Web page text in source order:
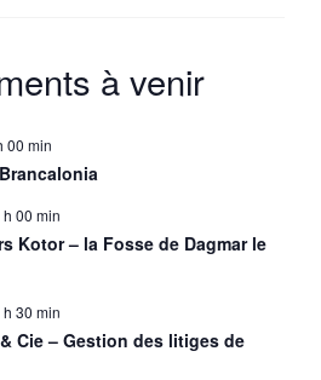
choses
à venir
00 min
h 00 min
Kotor – la Fosse de Dagmar le
30 min
Cie – Gestion des litiges de